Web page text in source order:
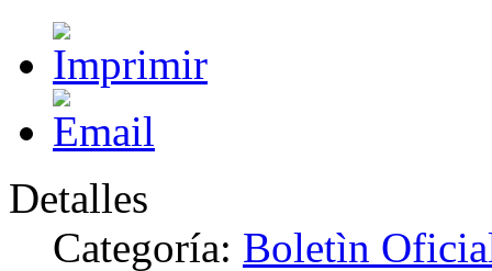
Detalles
Categoría: Boletìn